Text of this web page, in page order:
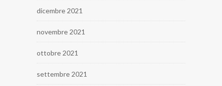
dicembre 2021
novembre 2021
ottobre 2021
settembre 2021